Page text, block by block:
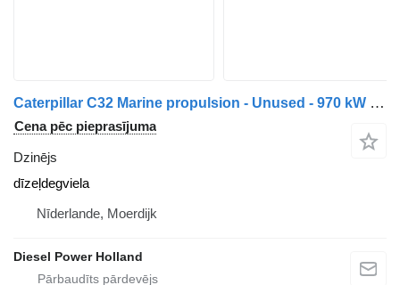
Caterpillar C32 Marine propulsion - Unused - 970 kW - ZP2 dzinējs paredzēts ūdens transporta
Cena pēc pieprasījuma
Dzinējs
dīzeļdegviela
Nīderlande, Moerdijk
Diesel Power Holland